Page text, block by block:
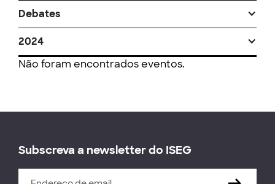
Debates
2024
Não foram encontrados eventos.
Subscreva a newsletter do ISEG